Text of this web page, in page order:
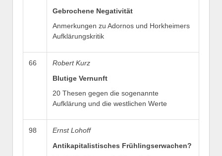
Gebrochene Negativität
Anmerkungen zu Adornos und Horkheimers
Aufklärungskritik
66
Robert Kurz
Blutige Vernunft
20 Thesen gegen die sogenannte
Aufklärung und die westlichen Werte
98
Ernst Lohoff
Antikapitalistisches Frühlingserwachen?